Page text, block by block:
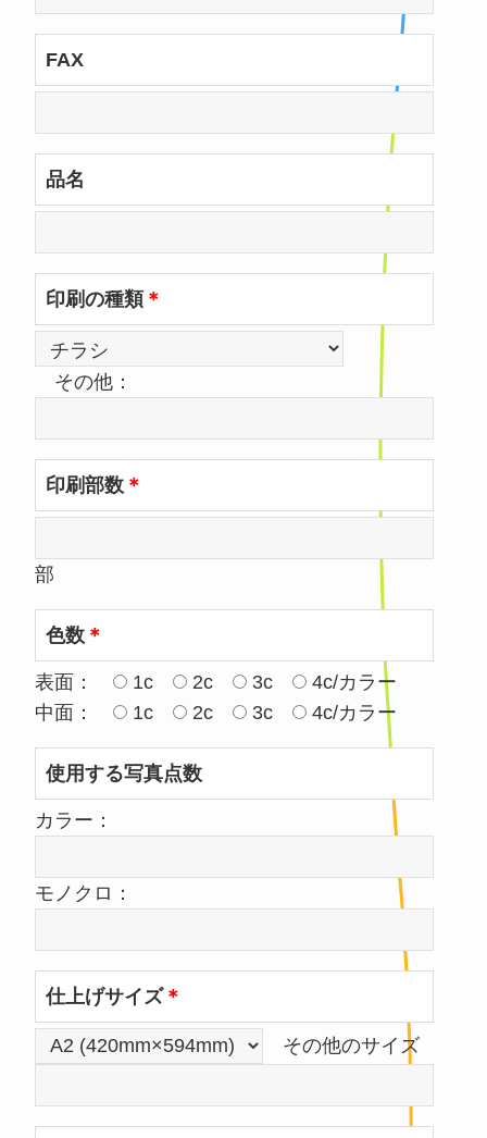
FAX
品名
印刷の種類 ＊
その他：
印刷部数 ＊
部
色数 ＊
表面： 1c 2c 3c
4c/カラー
中面：
1c 2c 3c 4c/カラー
使用する写真点数
カラー：
モノクロ：
仕上げサイズ＊
その他のサイズ